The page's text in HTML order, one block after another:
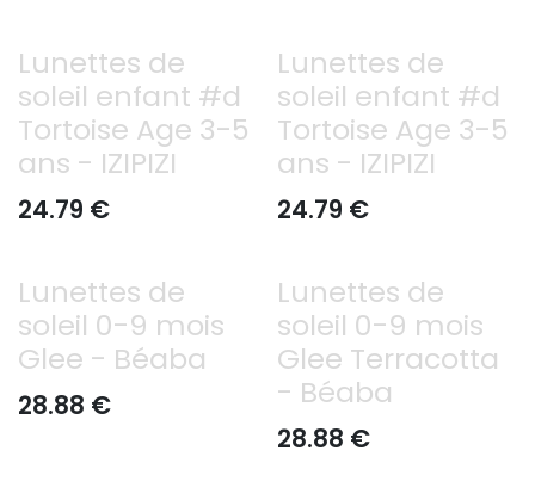
Lunettes de
soleil enfant #d
Tortoise Age 3-5
ans - IZIPIZI
24.79 €
Lunettes de
soleil enfant #d
Tortoise Age 3-5
ans - IZIPIZI
24.79 €
Lunettes de
soleil 0-9 mois
Glee - Béaba
28.88 €
Lunettes de
soleil 0-9 mois
Glee Terracotta
- Béaba
28.88 €